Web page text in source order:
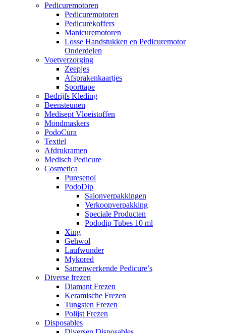
Pedicuremotoren
Pedicuremotoren
Pedicurekoffers
Manicuremotoren
Losse Handstukken en Pedicuremotor
Onderdelen
Voetverzorging
Zeepjes
Afsprakenkaartjes
Sporttape
Bedrijfs Kleding
Beensteunen
Medisept Vloeistoffen
Mondmaskers
PodoCura
Textiel
Afdrukramen
Medisch Pedicure
Cosmetica
Puresenol
PodoDip
Salonverpakkingen
Verkoopverpakking
Speciale Producten
Pododip Tubes 10 ml
Xing
Gehwol
Laufwunder
Mykored
Samenwerkende Pedicure’s
Diverse frezen
Diamant Frezen
Keramische Frezen
Tungsten Frezen
Polijst Frezen
Disposables